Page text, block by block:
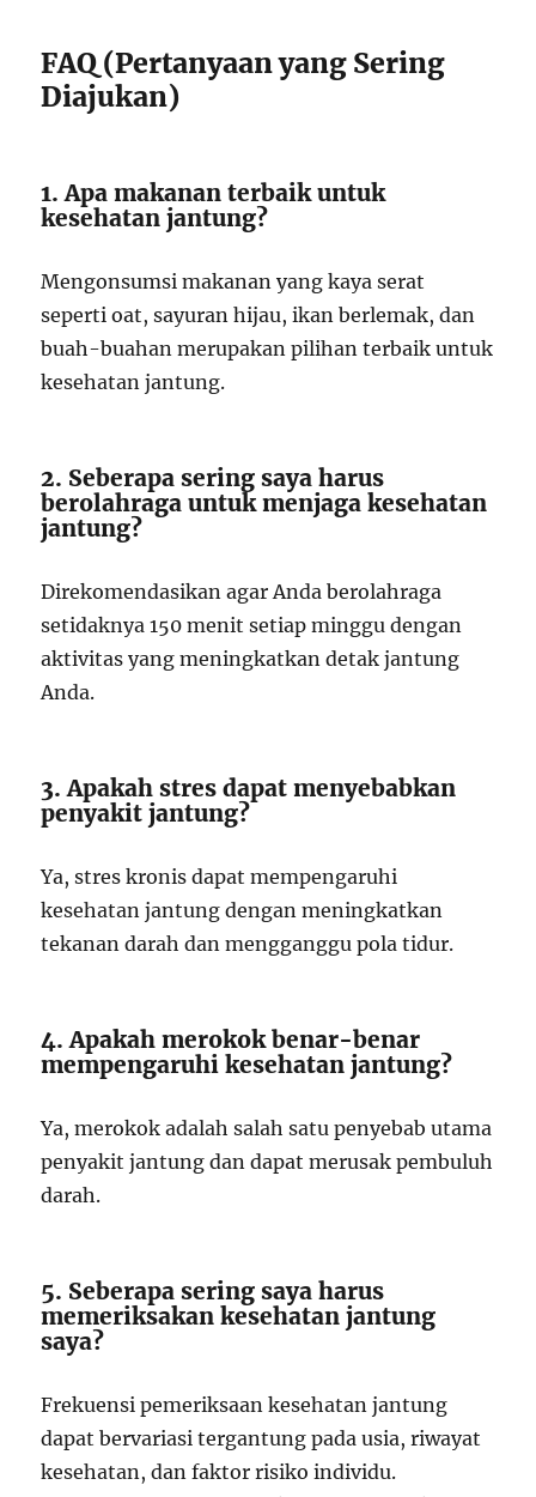
FAQ (Pertanyaan yang Sering
Diajukan)
1. Apa makanan terbaik untuk
kesehatan jantung?
Mengonsumsi makanan yang kaya serat
seperti oat, sayuran hijau, ikan berlemak, dan
buah-buahan merupakan pilihan terbaik untuk
kesehatan jantung.
2. Seberapa sering saya harus
berolahraga untuk menjaga kesehatan
jantung?
Direkomendasikan agar Anda berolahraga
setidaknya 150 menit setiap minggu dengan
aktivitas yang meningkatkan detak jantung
Anda.
3. Apakah stres dapat menyebabkan
penyakit jantung?
Ya, stres kronis dapat mempengaruhi
kesehatan jantung dengan meningkatkan
tekanan darah dan mengganggu pola tidur.
4. Apakah merokok benar-benar
mempengaruhi kesehatan jantung?
Ya, merokok adalah salah satu penyebab utama
penyakit jantung dan dapat merusak pembuluh
darah.
5. Seberapa sering saya harus
memeriksakan kesehatan jantung
saya?
Frekuensi pemeriksaan kesehatan jantung
dapat bervariasi tergantung pada usia, riwayat
kesehatan, dan faktor risiko individu.